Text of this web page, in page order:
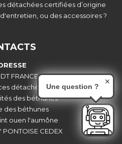
détachées certifiées d’origine
ou des accessoires ?
FRANCE
détachées
des béthunes
des béthunes
ouen l'aumône
PONTOISE CEDEX
Une question ?
✕